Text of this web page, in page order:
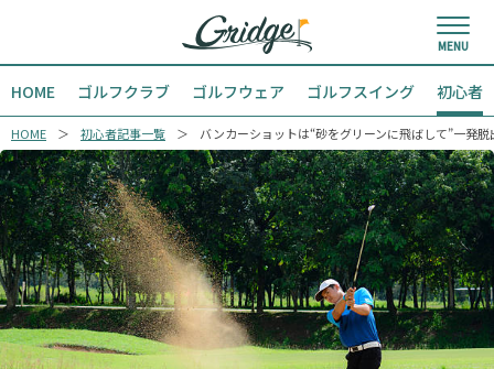
HOME ゴルフクラブ ゴルフウェア ゴルフスイング 初心者
HOME 初心者記事一覧 バンカーショットは“砂をグリーンに飛ばして”一発